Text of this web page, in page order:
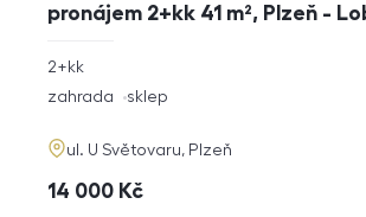
pronájem 2+kk 41 m², Plzeň -
rozměry
2+kk
funkce
zahrada sklep
adresa
ul. U Světovaru, Plzeň
cena
14 000 Kč